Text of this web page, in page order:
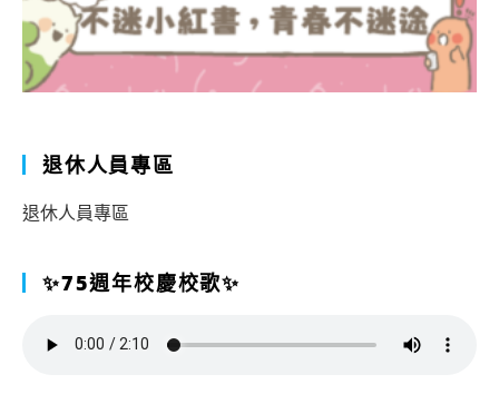
退休人員專區
退休人員專區
✨75週年校慶校歌✨